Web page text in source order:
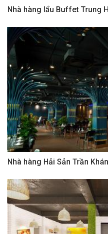
Nhà hàng lẩu Buffet Trung
Nhà hàng Hải Sản Trần